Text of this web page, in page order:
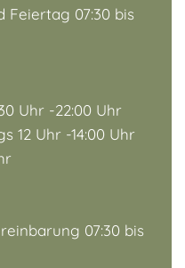
Feiertag 07:30 bis
Uhr -22:00 Uhr
12 Uhr -14:00 Uhr
07:30 bis